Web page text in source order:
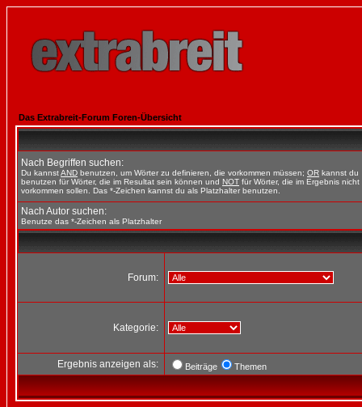
Das Extrabreit-Forum Foren-Übersicht
Nach Begriffen suchen:
Du kannstAND benutzen, um Wörter zu definieren, die vorkommen müssen; OR kannst du
benutzen für Wörter, die im Resultat sein können und NOT für Wörter, die im Ergebnis nicht
vorkommen sollen. Das *-Zeichen kannst du als Platzhalter benutzen.
Nach Autor suchen:
Benutze das *-Zeichen als Platzhalter
Forum:
Kategorie:
Ergebnis anzeigen als: Beiträge Themen